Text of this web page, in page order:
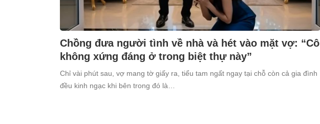
Chồng đưa người tình về nhà và hét vào mặt vợ: “Cô
không xứng đáng ở trong biệt thự này”
Chỉ vài phút sau, vợ mang tờ giấy ra, tiểu tam ngất ngay tại chỗ còn cả gia đình
đều kinh ngạc khi bên trong đó là…